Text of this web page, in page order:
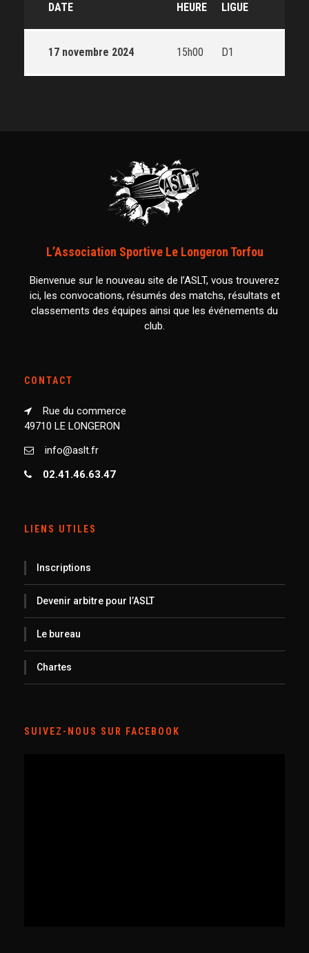
DATE HEURE LIGUE
17 novembre 2024 15h00 D1
L’Association Sportive Le Longeron Torfou
Bienvenue sur le nouveau site de l’ASLT, vous trouverez
ici, les convocations, résumés des matchs, résultats et
classements des équipes ainsi que les événements du
club.
CONTACT
Rue du commerce
49710 LE LONGERON
info@aslt.fr
02.41.46.63.47
LIENS UTILES
Inscriptions
Devenir arbitre pour l’ASLT
Le bureau
Chartes
SUIVEZ-NOUS SUR FACEBOOK